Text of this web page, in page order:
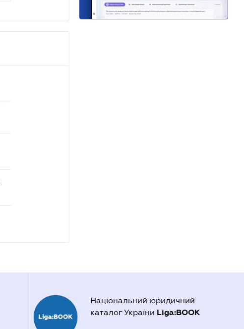
Національний юридичний
каталог України Liga:BOOK